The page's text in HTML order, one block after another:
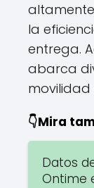
la
entrega.
abarca
movilidad
👇Mira
Datos
Ontime